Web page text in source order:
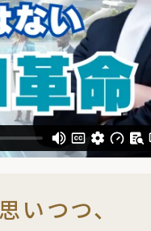
いつつ、